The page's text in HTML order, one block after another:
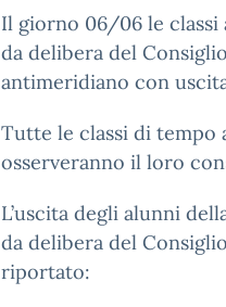
Il giorno 06/06 le classi
da delibera del
antimeridiano con
Tutte le classi di tempo
osserveranno il loro
L’uscita degli alunni
da delibera del
riportato: